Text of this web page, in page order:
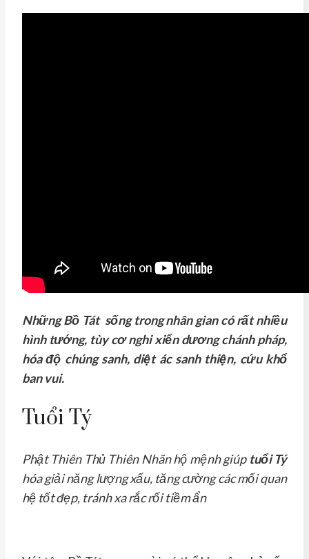
Những Bồ Tát sống trong nhân gian có rất nhiều
hình tướng, tùy cơ nghi xiển dương chánh pháp,
hóa độ chúng sanh, diệt ác sanh thiện, cứu khổ
ban vui.
Tuổi Tý
Phật Thiên Thủ Thiên Nhãn hộ mệnh giúp tuổi Tý
hóa giải năng lượng xấu, tăng cường các mối quan
hệ tốt đẹp, tránh xa rắc rối tiềm ẩn